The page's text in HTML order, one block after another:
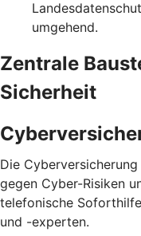
umgehend.
Zentrale
Sicherheit
Die
gegen Cyber-Risiken
telefonische
und -experten.